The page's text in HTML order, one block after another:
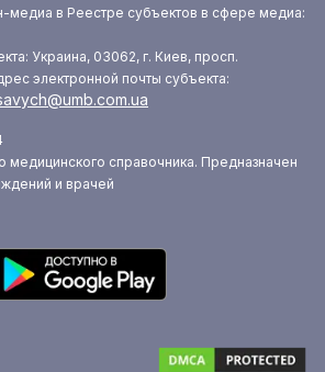
медиа в Реестре субъектов в сфере медиа:
Украина, 03062, г. Киев, просп.
электронной почты субъекта:
медицинского справочника. Предназначен
и врачей